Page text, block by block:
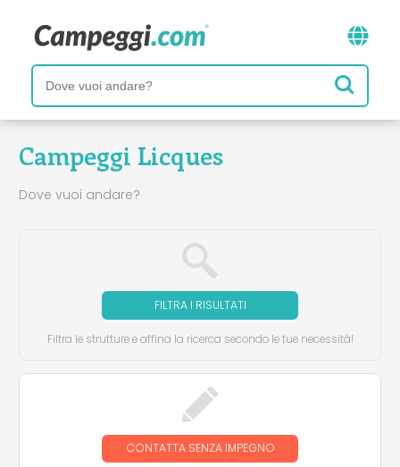
Campeggi Licques
Dove vuoi andare?
FILTRA I RISULTATI
Filtra le strutture e affina la ricerca secondo le tue necessità!
CONTATTA SENZA IMPEGNO